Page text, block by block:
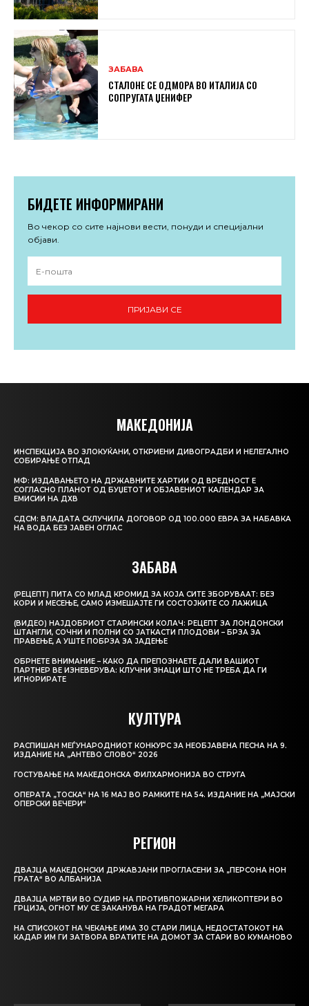
ЗАБАВА
СТАЛОНЕ СЕ ОДМОРА ВО ИТАЛИЈА СО
СОПРУГАТА ЏЕНИФЕР
БИДЕТЕ ИНФОРМИРАНИ
Во чекор со сите најнови вести, понуди и специјални
објави.
ПРИЈАВИ СЕ
МАКЕДОНИЈА
ИНСПЕКЦИЈА ВО ЗЛОКУЌАНИ, ОТКРИЕНИ ДИВОГРАДБИ И НЕЛЕГАЛНО
СОБИРАЊЕ ОТПАД
МФ: ИЗДАВАЊЕТО НА ДРЖАВНИТЕ ХАРТИИ ОД ВРЕДНОСТ Е
СОГЛАСНО ПЛАНОТ ОД БУЏЕТОТ И ОБЈАВЕНИОТ КАЛЕНДАР ЗА
ЕМИСИИ НА ДХВ
СДСМ: ВЛАДАТА СКЛУЧИЛА ДОГОВОР ОД 100.000 ЕВРА ЗА НАБАВКА
НА ВОДА БЕЗ ЈАВЕН ОГЛАС
ЗАБАВА
(РЕЦЕПТ) ПИТА СО МЛАД КРОМИД ЗА КОЈА СИТЕ ЗБОРУВААТ: БЕЗ
КОРИ И МЕСЕЊЕ, САМО ИЗМЕШАЈТЕ ГИ СОСТОЈКИТЕ СО ЛАЖИЦА
(ВИДЕО) НАЈДОБРИОТ СТАРИНСКИ КОЛАЧ: РЕЦЕПТ ЗА ЛОНДОНСКИ
ШТАНГЛИ, СОЧНИ И ПОЛНИ СО ЈАТКАСТИ ПЛОДОВИ – БРЗА ЗА
ПРАВЕЊЕ, А УШТЕ ПОБРЗА ЗА ЈАДЕЊЕ
ОБРНЕТЕ ВНИМАНИЕ – КАКО ДА ПРЕПОЗНАЕТЕ ДАЛИ ВАШИОТ
ПАРТНЕР ВЕ ИЗНЕВЕРУВА: КЛУЧНИ ЗНАЦИ ШТО НЕ ТРЕБА ДА ГИ
ИГНОРИРАТЕ
КУЛТУРА
РАСПИШАН МЕЃУНАРОДНИОТ КОНКУРС ЗА НЕОБЈАВЕНА ПЕСНА НА 9.
ИЗДАНИЕ НА „АНТЕВО СЛОВО“ 2026
ГОСТУВАЊЕ НА МАКЕДОНСКА ФИЛХАРМОНИЈА ВО СТРУГА
ОПЕРАТА „ТОСКА“ НА 16 МАЈ ВО РАМКИТЕ НА 54. ИЗДАНИЕ НА „МАЈСКИ
ОПЕРСКИ ВЕЧЕРИ“
РЕГИОН
ДВАЈЦА МАКЕДОНСКИ ДРЖАВЈАНИ ПРОГЛАСЕНИ ЗА „ПЕРСОНА НОН
ГРАТА“ ВО АЛБАНИЈА
ДВАЈЦА МРТВИ ВО СУДИР НА ПРОТИВПОЖАРНИ ХЕЛИКОПТЕРИ ВО
ГРЦИЈА, ОГНОТ МУ СЕ ЗАКАНУВА НА ГРАДОТ МЕГАРА
НА СПИСОКОТ НА ЧЕКАЊЕ ИМА 30 СТАРИ ЛИЦА, НЕДОСТАТОКОТ НА
КАДАР ИМ ГИ ЗАТВОРА ВРАТИТЕ НА ДОМОТ ЗА СТАРИ ВО КУМАНОВО